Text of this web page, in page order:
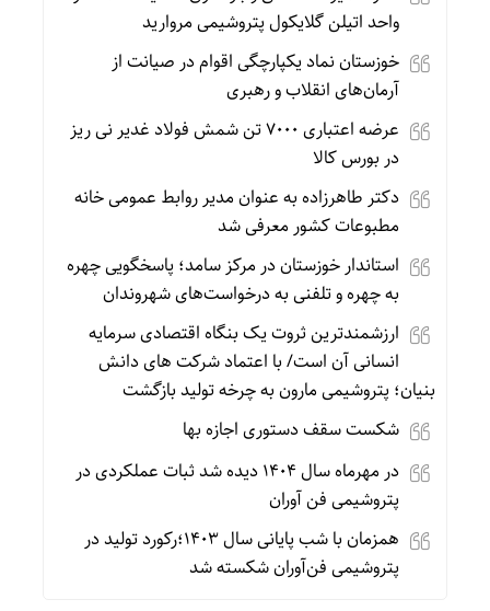
واحد اتیلن گلایکول پتروشیمی مروارید
خوزستان نماد یکپارچگی اقوام در صیانت از
آرمان‌های انقلاب و رهبری
عرضه اعتباری ۷۰۰۰ تن شمش فولاد غدیر نی ریز
در بورس کالا
دکتر طاهرزاده به عنوان مدیر روابط عمومی خانه
مطبوعات کشور معرفی شد
استاندار خوزستان در مرکز سامد؛ پاسخگویی چهره
به چهره و تلفنی به درخواست‌های شهروندان
ارزشمندترین ثروت یک بنگاه اقتصادی سرمایه
انسانی آن است/ با اعتماد شرکت های دانش
بنیان؛ پتروشیمی مارون به چرخه تولید بازگشت
شکست سقف دستوری اجازه بها
در مهرماه سال ۱۴۰۴ دیده شد ثبات عملکردی در
پتروشیمی فن آوران
همزمان با شب پایانی سال ۱۴۰۳؛رکورد تولید در
پتروشیمی فن‌آوران شکسته شد